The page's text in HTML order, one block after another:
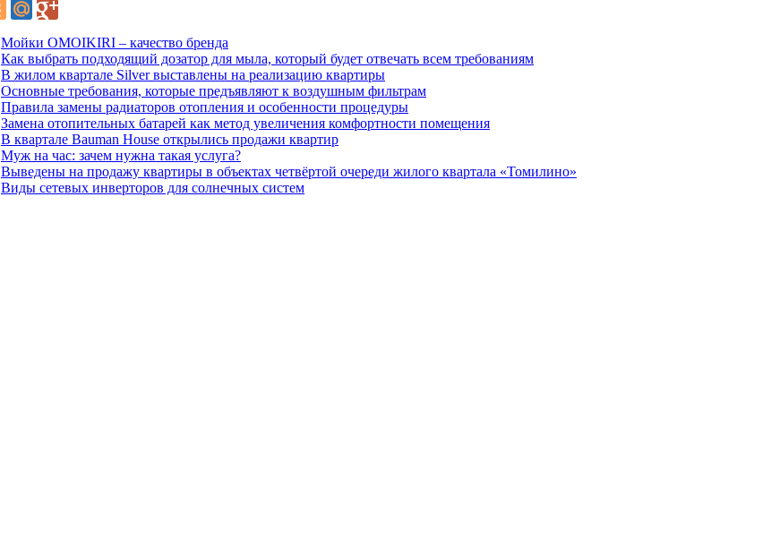
Мойки OMOIKIRI – качество бренда
Как выбрать подходящий дозатор для мыла, который будет отвечать всем требованиям
В жилом квартале Silver выставлены на реализацию квартиры
Основные требования, которые предъявляют к воздушным фильтрам
Правила замены радиаторов отопления и особенности процедуры
Замена отопительных батарей как метод увеличения комфортности помещения
В квартале Bauman House открылись продажи квартир
Муж на час: зачем нужна такая услуга?
Выведены на продажу квартиры в объектах четвёртой очереди жилого квартала «Томилино»
Виды сетевых инверторов для солнечных систем